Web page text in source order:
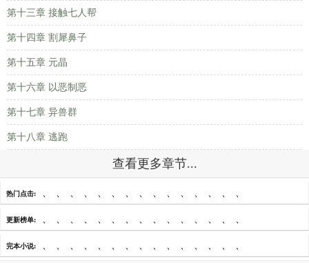
第十三章 接触七人帮
第十四章 割犀鼻子
第十五章 元晶
第十六章 以恶制恶
第十七章 异兽群
第十八章 逃跑
查看更多章节...
热门点击: 、 、 、 、 、 、 、 、 、 、 、 、 、 、 、
更新榜单: 、 、 、 、 、 、 、 、 、 、 、 、 、 、 、
完本小说: 、 、 、 、 、 、 、 、 、 、 、 、 、 、 、